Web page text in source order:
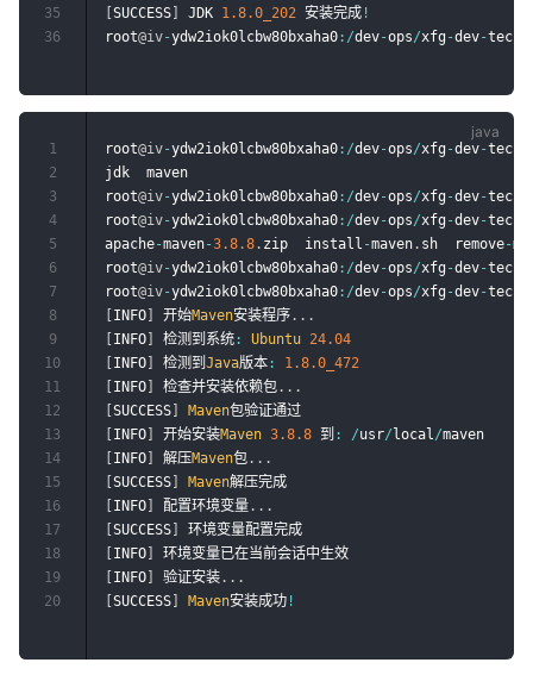
SUCCESS JDK 1.8.0_202 安装完成 !
root@iv-ydw2iok0lcbw80bxaha0 : /dev-ops/xfg -dev-tech
35
36
root@iv-ydw2iok0lcbw80bxaha0 : /dev-ops/xfg -dev-tech
jdk  maven
root@iv-ydw2iok0lcbw80bxaha0 : /dev-ops/xfg -dev-tech
root@iv-ydw2iok0lcbw80bxaha0 : /dev-ops/xfg -dev-tech
apache-maven-3.8.8 . zip  install -maven . sh  remove-
root@iv-ydw2iok0lcbw80bxaha0 : /dev-ops/xfg -dev-tech
root@iv-ydw2iok0lcbw80bxaha0 : /dev-ops/xfg -dev-tech
[INFO] 开始Maven安装程序 . . .
[INFO] 检测到系统 : Ubuntu 24.04
[INFO] 检测到 Java版本 : 1.8.0_472
[INFO] 检查并安装依赖包 . . .
[SUCCESS] Maven
[INFO] 开始安装Maven 3.8.8 到 : /usr/local/
[INFO] 解压Maven包 . . .
[SUCCESS] Maven
[INFO] 配置环境变量 . . .
[SUCCESS]
[INFO]
[INFO] 验证安装 . . .
[SUCCESS] Maven安装成功 !
1
2
3
4
5
6
7
8
9
10
11
12
13
14
15
16
17
18
19
20